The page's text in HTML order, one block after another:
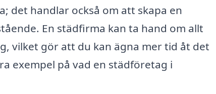
det handlar också om att skapa en
En städfirma kan ta hand om allt
vilket gör att du kan ägna mer tid åt det
exempel på vad en städföretag i